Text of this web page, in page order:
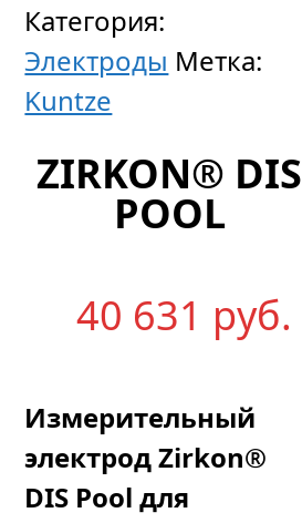
Категория:
Электроды Метка:
Kuntze
ZIRKON® DIS
POOL
40 631 руб.
Измерительный
электрод Zirkon®
DIS Pool для